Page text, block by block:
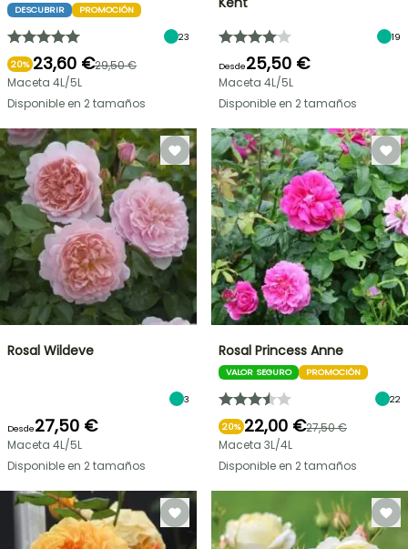
DESCUBRIR PROMOCIÓN
23
20% 23,60 €29,50 €
Maceta 4L/5L
Disponible en 2 tamaños
19
Desde25,50 €
Maceta 4L/5L
Disponible en 2 tamaños
Rosal Wildeve
3
Desde27,50 €
Maceta 4L/5L
Disponible en 2 tamaños
Rosal Princess Anne
VALOR SEGURO PROMOCIÓN
22
20% 22,00 €27,50 €
Maceta 3L/4L
Disponible en 2 tamaños